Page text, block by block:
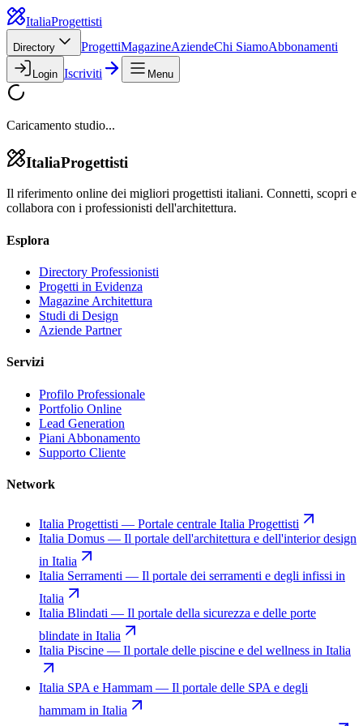
ItaliaProgettisti
Directory ProgettiMagazineAziendeChi SiamoAbbonamenti
Login Iscriviti Menu
Caricamento studio...
ItaliaProgettisti
Il riferimento online dei migliori progettisti italiani. Connetti, scopri e
collabora con i professionisti dell'architettura.
Esplora
Directory Professionisti
Progetti in Evidenza
Magazine Architettura
Studi di Design
Aziende Partner
Servizi
Profilo Professionale
Portfolio Online
Lead Generation
Piani Abbonamento
Supporto Cliente
Network
Italia Progettisti — Portale centrale Italia Progettisti
Italia Domus — Il portale dell'architettura e dell'interior design
in Italia
Italia Serramenti — Il portale dei serramenti e degli infissi in
Italia
Italia Blindati — Il portale della sicurezza e delle porte
blindate in Italia
Italia Piscine — Il portale delle piscine e del wellness in Italia
Italia SPA e Hammam — Il portale delle SPA e degli
hammam in Italia